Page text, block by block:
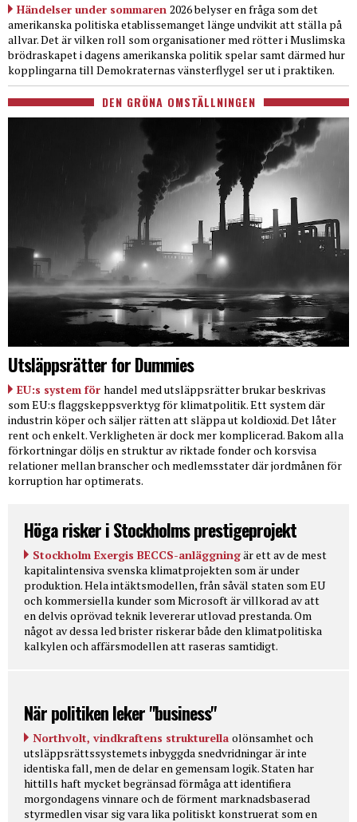
Händelser under sommaren 2026 belyser en fråga som det
amerikanska politiska etablissemanget länge undvikit att ställa på
allvar. Det är vilken roll som organisationer med rötter i Muslimska
brödraskapet i dagens amerikanska politik spelar samt därmed hur
kopplingarna till Demokraternas vänsterflygel ser ut i praktiken.
DEN GRÖNA OMSTÄLLNINGEN
Utsläppsrätter for Dummies
EU:s system för handel med utsläppsrätter brukar beskrivas
som EU:s flaggskeppsverktyg för klimatpolitik. Ett system där
industrin köper och säljer rätten att släppa ut koldioxid. Det låter
rent och enkelt. Verkligheten är dock mer komplicerad. Bakom alla
förkortningar döljs en struktur av riktade fonder och korsvisa
relationer mellan branscher och medlemsstater där jordmånen för
korruption har optimerats.
Höga risker i Stockholms prestigeprojekt
Stockholm Exergis BECCS-anläggningär ett av de mest
kapitalintensiva svenska klimatprojekten som är under
produktion. Hela intäktsmodellen, från såväl staten som EU
och kommersiella kunder som Microsoft är villkorad av att
en delvis oprövad teknik levererar utlovad prestanda. Om
något av dessa led brister riskerar både den klimatpolitiska
kalkylen och affärsmodellen att raseras samtidigt.
När politiken leker "business"
Northvolt, vindkraftens strukturella olönsamhet och
utsläppsrättssystemets inbyggda snedvridningar är inte
identiska fall, men de delar en gemensam logik. Staten har
hittills haft mycket begränsad förmåga att identifiera
morgondagens vinnare och de förment marknadsbaserad
styrmedlen visar sig vara lika politiskt konstruerat som en